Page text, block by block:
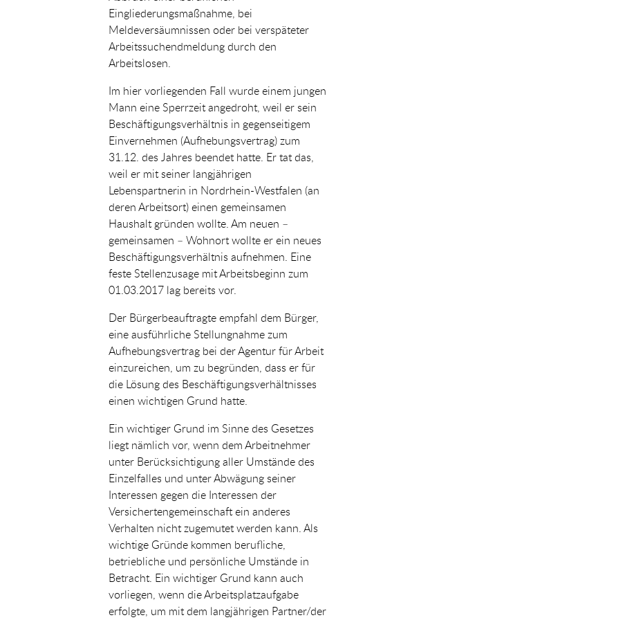
Eingliederungsmaßnahme, bei
Meldeversäumnissen oder bei verspäteter
Arbeitssuchendmeldung durch den
Arbeitslosen.
Im hier vorliegenden Fall wurde einem jungen
Mann eine Sperrzeit angedroht, weil er sein
Beschäftigungsverhältnis in gegenseitigem
Einvernehmen (Aufhebungsvertrag) zum
31.12. des Jahres beendet hatte. Er tat das,
weil er mit seiner langjährigen
Lebenspartnerin in Nordrhein-Westfalen (an
deren Arbeitsort) einen gemeinsamen
Haushalt gründen wollte. Am neuen –
gemeinsamen – Wohnort wollte er ein neues
Beschäftigungsverhältnis aufnehmen. Eine
feste Stellenzusage mit Arbeitsbeginn zum
01.03.2017 lag bereits vor.
Der Bürgerbeauftragte empfahl dem Bürger,
eine ausführliche Stellungnahme zum
Aufhebungsvertrag bei der Agentur für Arbeit
einzureichen, um zu begründen, dass er für
die Lösung des Beschäftigungsverhältnisses
einen wichtigen Grund hatte.
Ein wichtiger Grund im Sinne des Gesetzes
liegt nämlich vor, wenn dem Arbeitnehmer
unter Berücksichtigung aller Umstände des
Einzelfalles und unter Abwägung seiner
Interessen gegen die Interessen der
Versichertengemeinschaft ein anderes
Verhalten nicht zugemutet werden kann. Als
wichtige Gründe kommen berufliche,
betriebliche und persönliche Umstände in
Betracht. Ein wichtiger Grund kann auch
vorliegen, wenn die Arbeitsplatzaufgabe
erfolgte, um mit dem langjährigen Partner/der